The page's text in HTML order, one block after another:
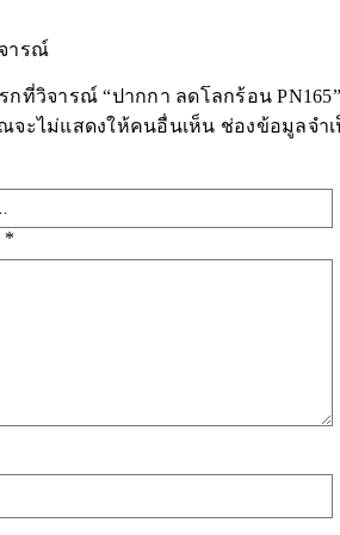
ารณ์
กที่วิจารณ์ “ปากกา ลดโลกร้อน PN165”
จะไม่แสดงให้คนอื่นเห็น ช่องข้อมูลจำ
*